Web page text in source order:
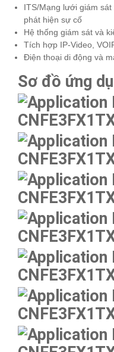
ITS/Mạng lưới giám
phát hiện sự cố
Hệ thống giám sát và
Tích hợp IP-Video,
Điện thoại di động và
Sơ đồ ứng